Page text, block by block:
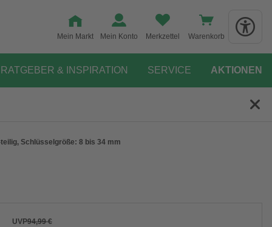
Mein Markt Mein Konto Merkzettel Warenkorb
RATGEBER & INSPIRATION SERVICE AKTIONEN
Schlüsselgröße: 8 bis 34 mm
UVP94,99 €